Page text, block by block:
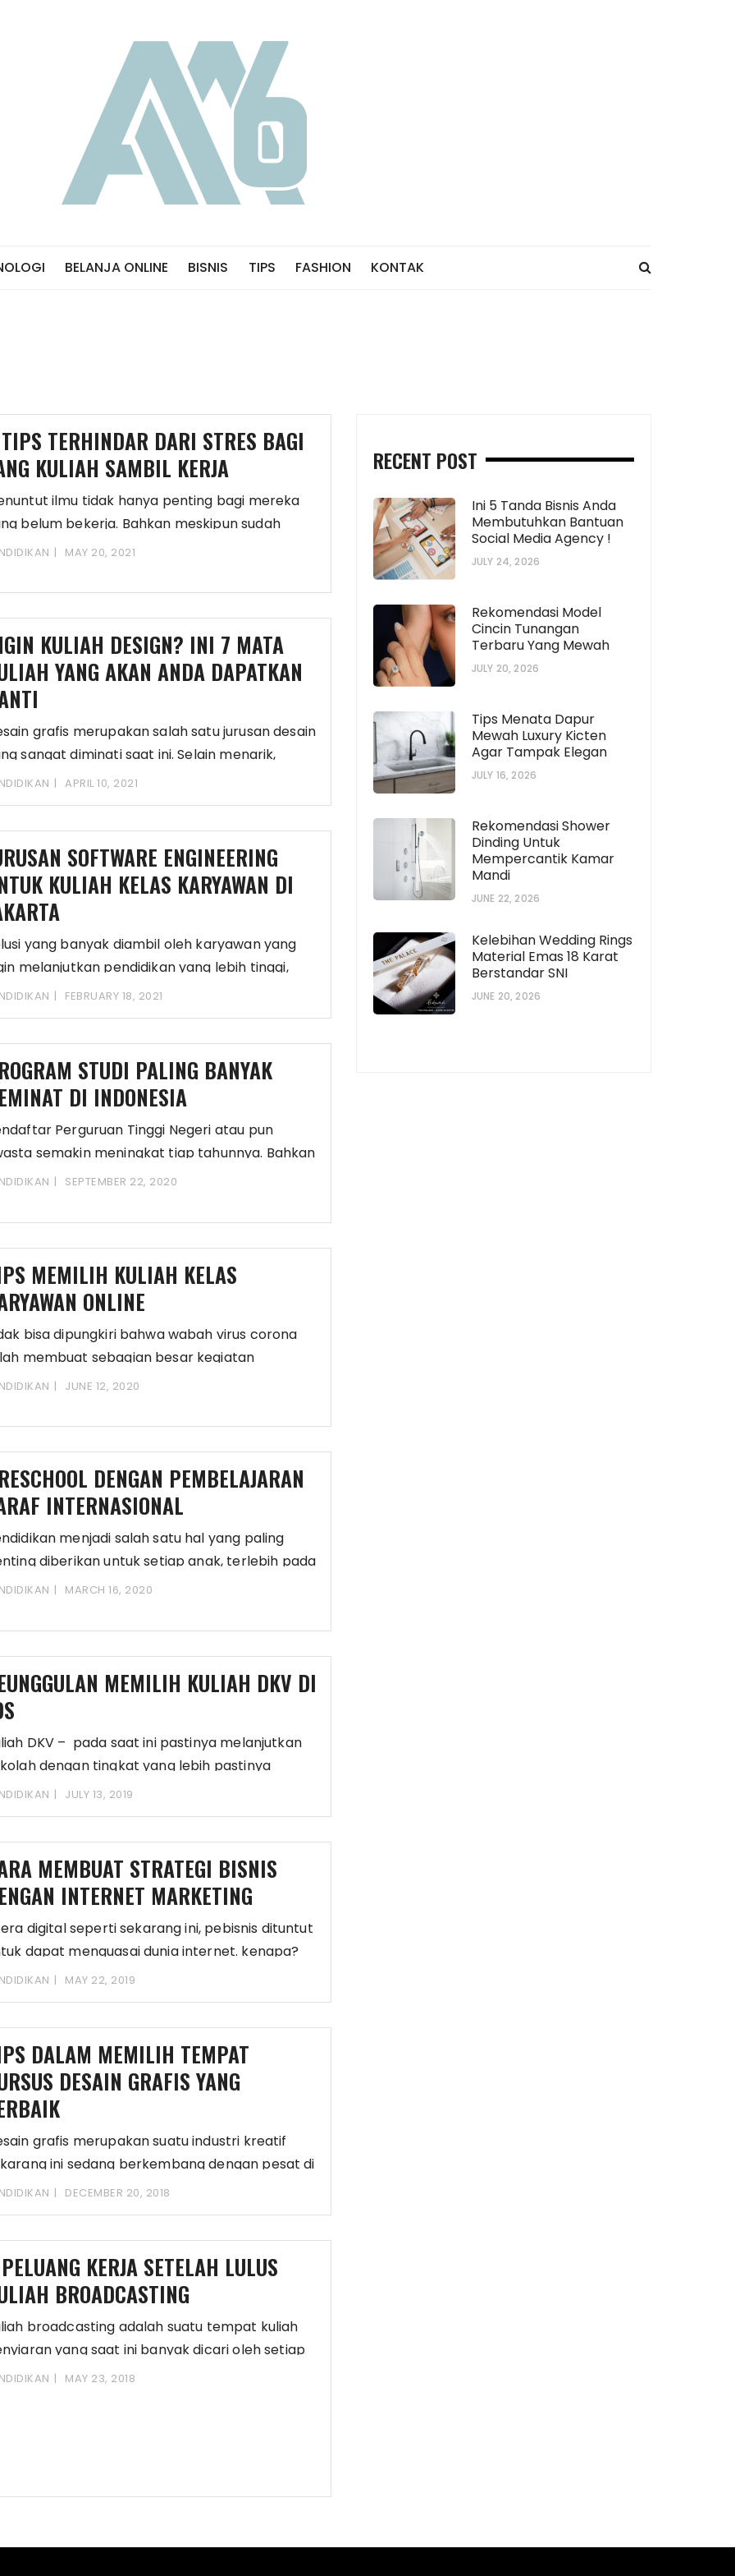
BELANJA ONLINE BISNIS TIPS FASHION KONTAK
TERHINDAR DARI STRES BAGI
KULIAH SAMBIL KERJA
ilmu tidak hanya penting bagi mereka
belum bekerja. Bahkan meskipun sudah
dan
MAY 20, 2021
KULIAH DESIGN? INI 7 MATA
YANG AKAN ANDA DAPATKAN
grafis merupakan salah satu jurusan desain
sangat diminati saat ini. Selain menarik,
APRIL 10, 2021
SOFTWARE ENGINEERING
KULIAH KELAS KARYAWAN DI
yang banyak diambil oleh karyawan yang
melanjutkan pendidikan yang lebih tinggi,
denganFEBRUARY 18, 2021
STUDI PALING BANYAK
DI INDONESIA
Perguruan Tinggi Negeri atau pun
semakin meningkat tiap tahunnya. Bahkan
program studi
SEPTEMBER 22, 2020
MEMILIH KULIAH KELAS
ONLINE
bisa dipungkiri bahwa wabah virus corona
membuat sebagian besar kegiatan
menjadi lumpuh.
JUNE 12, 2020
DENGAN PEMBELAJARAN
INTERNASIONAL
menjadi salah satu hal yang paling
diberikan untuk setiap anak, terlebih pada
MARCH 16, 2020
MEMILIH KULIAH DKV DI
DKV – pada saat ini pastinya melanjutkan
dengan tingkat yang lebih pastinya
JULY 13, 2019
MEMBUAT STRATEGI BISNIS
INTERNET MARKETING
era digital seperti sekarang ini, pebisnis dituntut
dapat menguasai dunia internet. kenapa?
MAY 22, 2019
DALAM MEMILIH TEMPAT
DESAIN GRAFIS YANG
grafis merupakan suatu industri kreatif
ini sedang berkembang dengan pesat di
masyarakat.
DECEMBER 20, 2018
KERJA SETELAH LULUS
BROADCASTING
broadcasting adalah suatu tempat kuliah
yang saat ini banyak dicari oleh setiap
MAY 23, 2018
RECENT POST
Ini 5 Tanda Bisnis Anda
Membutuhkan Bantuan
Social Media Agency !
JULY 24, 2026
Rekomendasi Model
Cincin Tunangan
Terbaru Yang Mewah
JULY 20, 2026
Tips Menata Dapur
Mewah Luxury Kicten
Agar Tampak Elegan
JULY 16, 2026
Rekomendasi Shower
Dinding Untuk
Mempercantik Kamar
Mandi
JUNE 22, 2026
Kelebihan Wedding Rings
Material Emas 18 Karat
Berstandar SNI
JUNE 20, 2026